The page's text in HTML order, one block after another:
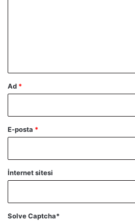
Ad *
E-posta *
İnternet sitesi
Solve Captcha*